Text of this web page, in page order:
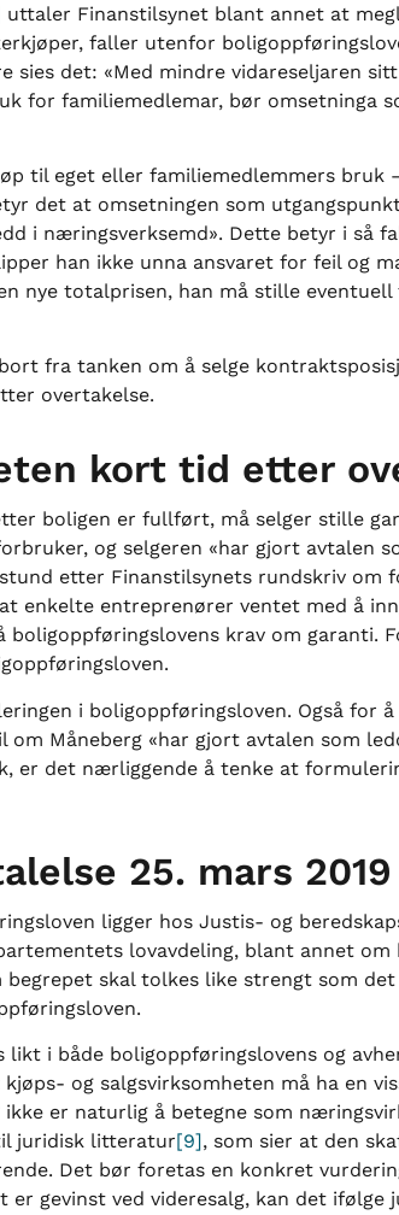
uttaler Finanstilsynet blant annet at
faller utenfor
sies det: «Med mindre vidareseljaren
for familiemedlemar, bør omsetninga
til eget eller familiemedlemmers bruk
det at omsetningen som
i næringsverksemd». Dette betyr i så
han ikke unna ansvaret for feil og
nye totalprisen, han må stille
fra tanken om å selge
overtakelse.
kort tid etter
boligen er fullført, må selger stille
og selgeren «har gjort avtalen
etter Finanstilsynets rundskriv om
enkelte entreprenører ventet med å
krav om garanti.
i boligoppføringsloven. Også for
Måneberg «har gjort avtalen som
er det nærliggende å tenke at
25. mars 2019
ligger hos Justis- og
lovavdeling, blant annet om
skal tolkes like strengt som
i både boligoppføringslovens og
og salgsvirksomheten må ha en
er naturlig å betegne som
juridisk litteratur[9], som sier at den
Det bør foretas en konkret
gevinst ved videresalg, kan det ifølge